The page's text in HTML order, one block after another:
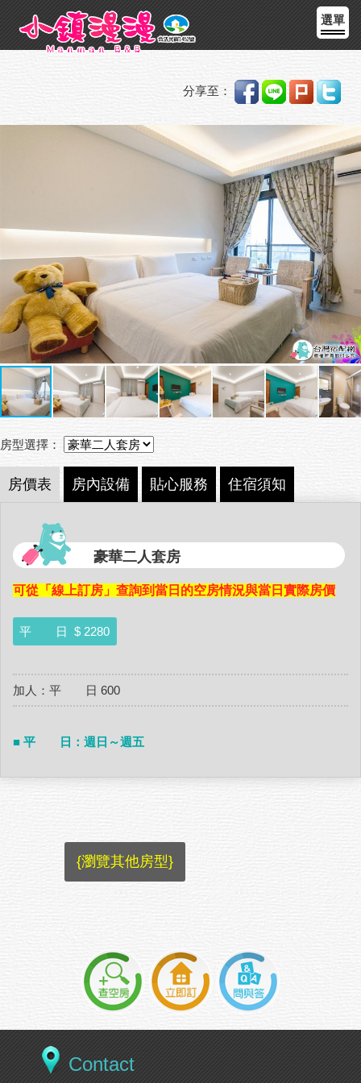
選單
分享至：
房型選擇：
房價表 房內設備 貼心服務 住宿須知
豪華二人套房
可從「線上訂房」查詢到當日的空房情況與當日實際房價
平 日 $ 2280
加人：平 日 600
■ 平 日：週日～週五
{瀏覽其他房型}
Contact